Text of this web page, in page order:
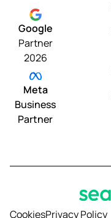
Google
Partner
2026
Meta
Business
Partner
CookiesPrivacy Policy